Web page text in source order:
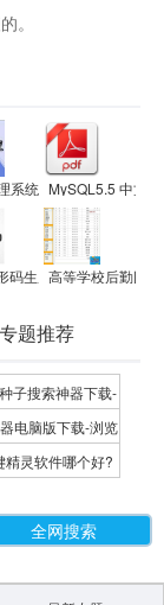
。
本编辑器
系统 MySQL5.5 中文版
码生成器高等学校后勤网
题推荐
子搜索神器下载-
子搜索神器专题
电脑版下载-浏览
器下载合集
精灵软件哪个好?